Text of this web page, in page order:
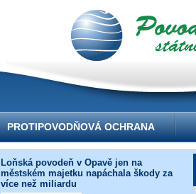
PROTIPOVODŇOVÁ OCHRANA
Loňská povodeň v Opavě jen na
městském majetku napáchala škody za
více než miliardu